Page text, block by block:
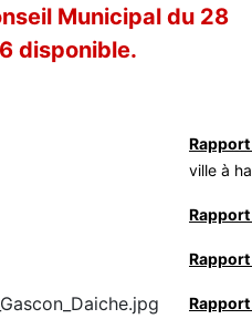
Municipal du 28
disponible.
ville à
Rapport